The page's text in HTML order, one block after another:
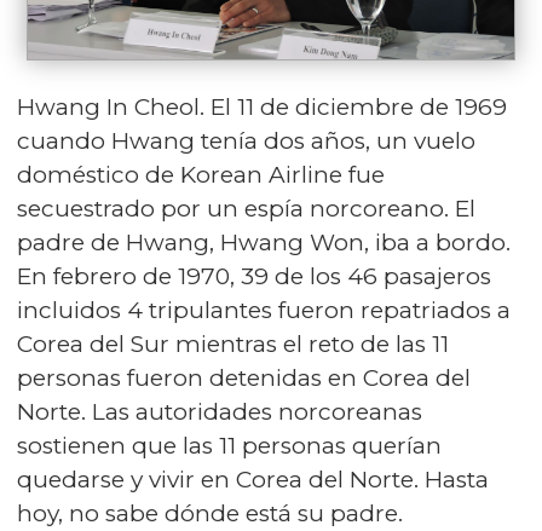
Hwang In Cheol. El 11 de diciembre de 1969
cuando Hwang tenía dos años, un vuelo
doméstico de Korean Airline fue
secuestrado por un espía norcoreano. El
padre de Hwang, Hwang Won, iba a bordo.
En febrero de 1970, 39 de los 46 pasajeros
incluidos 4 tripulantes fueron repatriados a
Corea del Sur mientras el reto de las 11
personas fueron detenidas en Corea del
Norte. Las autoridades norcoreanas
sostienen que las 11 personas querían
quedarse y vivir en Corea del Norte. Hasta
hoy, no sabe dónde está su padre.